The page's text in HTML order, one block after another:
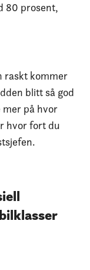
80 prosent,
raskt kommer
blitt så god
mer på hvor
hvor fort du